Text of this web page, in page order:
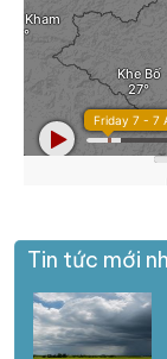
Tin tức mới